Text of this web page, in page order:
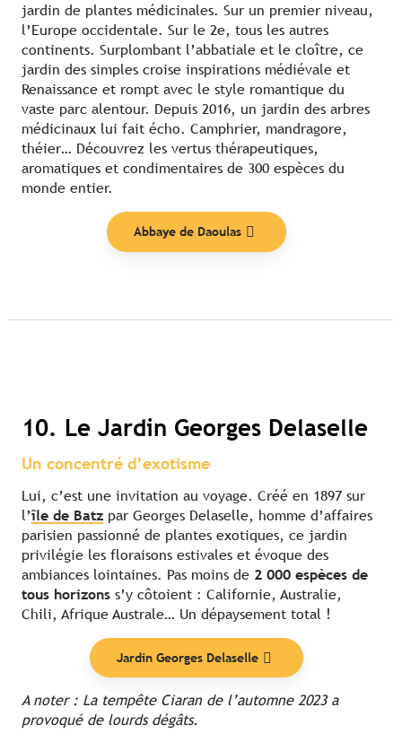
jardin de plantes médicinales. Sur un premier niveau,
l’Europe occidentale. Sur le 2e, tous les autres
continents. Surplombant l’abbatiale et le cloître, ce
jardin des simples croise inspirations médiévale et
Renaissance et rompt avec le style romantique du
vaste parc alentour. Depuis 2016, un jardin des arbres
médicinaux lui fait écho. Camphrier, mandragore,
théier… Découvrez les vertus thérapeutiques,
aromatiques et condimentaires de 300 espèces du
monde entier.
Abbaye de Daoulas
10. Le Jardin Georges Delaselle
Un concentré d’exotisme
Lui, c’est une invitation au voyage. Créé en 1897 sur
l’île de Batz par Georges Delaselle, homme d’affaires
parisien passionné de plantes exotiques, ce jardin
privilégie les floraisons estivales et évoque des
ambiances lointaines. Pas moins de 2 000 espèces de
tous horizons s’y côtoient : Californie, Australie,
Chili, Afrique Australe… Un dépaysement total !
Jardin Georges Delaselle
A noter : La tempête Ciaran de l’automne 2023 a
provoqué de lourds dégâts.